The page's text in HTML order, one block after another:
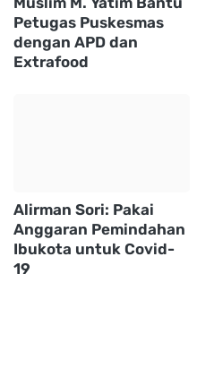
Petugas Puskesmas
dengan APD dan
Extrafood
Alirman Sori: Pakai
Anggaran Pemindahan
Ibukota untuk Covid-
19